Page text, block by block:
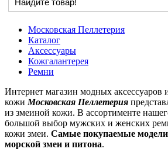
Московская Пеллетерия
Каталог
Аксессуары
Кожгалантерея
Ремни
Интернет магазин модных аксессуаров
кожи Московская Пеллетерия
из змеиной кожи. В ассортименте
большой выбор мужских и женских
кожи змеи. Самые покупаемые
морской змеи и питона.